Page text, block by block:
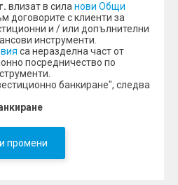
влизат в сила нови Общи
договорите с клиенти за
и / или допълнителни
инструменти.
са неразделна част от
посредничество по
банкиране", следва
промени